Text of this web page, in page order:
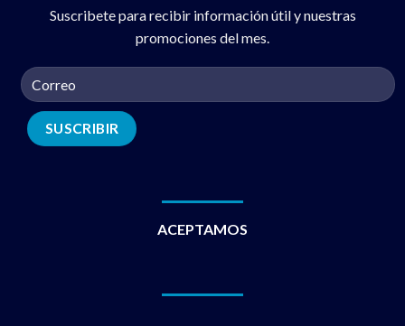
Suscribete para recibir información útil y nuestras
promociones del mes.
ACEPTAMOS